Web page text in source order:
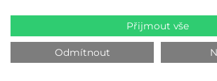
Unitech TB170 Plus využívá nejnovější technologii
zajišťuje stabilní připojení s nízkou latencí i v
prostředí. Podpora Bluetooth 5.3 umožňuje rychlé
úsporné připojení periferií. Volitelný integrovaný
Přijmout vše
Odmítnout